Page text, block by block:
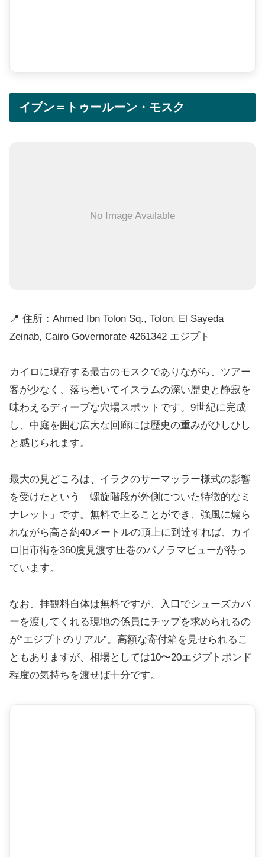
イブン＝トゥールーン・モスク
No Image Available
📍 住所：Ahmed Ibn Tolon Sq., Tolon, El Sayeda
Zeinab, Cairo Governorate 4261342 エジプト
カイロに現存する最古のモスクでありながら、ツアー
客が少なく、落ち着いてイスラムの深い歴史と静寂を
味わえるディープな穴場スポットです。9世紀に完成
し、中庭を囲む広大な回廊には歴史の重みがひしひし
と感じられます。
最大の見どころは、イラクのサーマッラー様式の影響
を受けたという「螺旋階段が外側についた特徴的なミ
ナレット」です。無料で上ることができ、強風に煽ら
れながら高さ約40メートルの頂上に到達すれば、カイ
ロ旧市街を360度見渡す圧巻のパノラマビューが待っ
ています。
なお、拝観料自体は無料ですが、入口でシューズカバ
ーを渡してくれる現地の係員にチップを求められるの
が“エジプトのリアル”。高額な寄付箱を見せられるこ
ともありますが、相場としては10〜20エジプトポンド
程度の気持ちを渡せば十分です。